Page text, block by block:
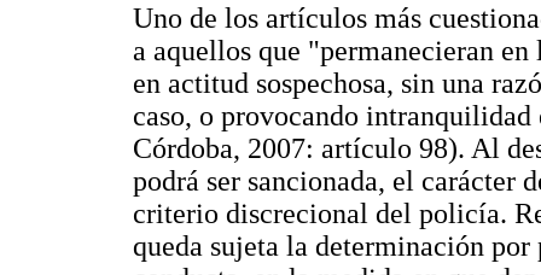
Uno de los artículos más
a aquellos que "permanecieran
en actitud sospechosa, sin una
caso, o provocando
Córdoba, 2007: artículo 98). Al
podrá ser sancionada, el carácter
criterio discrecional del policía.
queda sujeta la determinación